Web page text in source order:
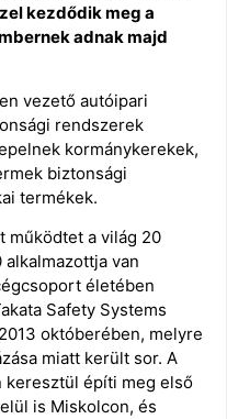
kezdődik meg a
adnak majd
vezető autóipari
rendszerek
kormánykerekek,
biztonsági
termékek.
működtet a világ 20
van
életében
Safety Systems
októberében, melyre
miatt került sor. A
keresztül építi meg első
is Miskolcon, és